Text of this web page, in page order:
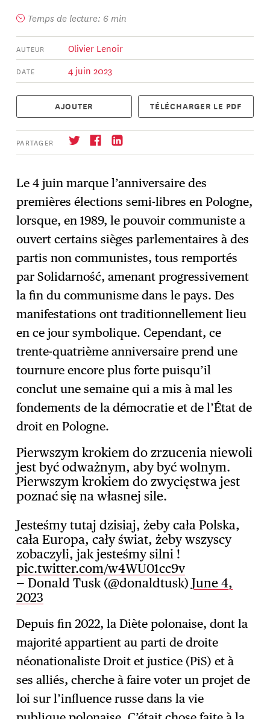
Temps de lecture: 6 min
AUTEUR Olivier Lenoir
DATE 4 juin 2023
AJOUTER TÉLÉCHARGER LE PDF
PARTAGER
→ S'abonner
Le 4 juin marque l’anniversaire des
premières élections semi-libres en Pologne,
lorsque, en 1989, le pouvoir communiste a
ouvert certains sièges parlementaires à des
partis non communistes, tous remportés
par Solidarność, amenant progressivement
la fin du communisme dans le pays. Des
manifestations ont traditionnellement lieu
en ce jour symbolique. Cependant, ce
trente-quatrième anniversaire prend une
tournure encore plus forte puisqu’il
conclut une semaine qui a mis à mal les
fondements de la démocratie et de l’État de
droit en Pologne.
Pierwszym krokiem do zrzucenia niewoli
jest być odważnym, aby być wolnym.
Pierwszym krokiem do zwycięstwa jest
poznać się na własnej sile.
Jesteśmy tutaj dzisiaj, żeby cała Polska,
cała Europa, cały świat, żeby wszyscy
zobaczyli, jak jesteśmy silni !
pic.twitter.com/w4WU01cc9v
— Donald Tusk (@donaldtusk)June 4,
2023
Depuis fin 2022, la Diète polonaise, dont la
majorité appartient au parti de droite
néonationaliste Droit et justice (PiS) et à
ses alliés, cherche à faire voter un projet de
loi sur l’influence russe dans la vie